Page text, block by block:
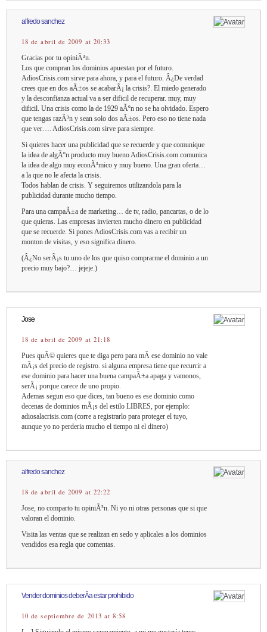
alfredo sanchez
18 de abril de 2009 at 20:33
Gracias por tu opiniÃ³n.
Los que compran los dominios apuestan por el futuro.
AdiosCrisis.com sirve para ahora, y para el futuro. Â¿De verdad
crees que en dos aÃ±os se acabarÃ¡ la crisis?. El miedo generado
y la desconfianza actual va a ser dificil de recuperar. muy, muy
dificil. Una crisis como la de 1929 aÃºn no se ha olvidado. Espero
que tengas razÃ³n y sean solo dos aÃ±os. Pero eso no tiene nada
que ver…. AdiosCrisis.com sirve para siempre.
Si quieres hacer una publicidad que se recuerde y que comunique
la idea de algÃºn producto muy bueno AdiosCrisis.com comunica
la idea de algo muy econÃ³mico y muy bueno. Una gran oferta…
a la que no le afecta la crisis.
Todos hablan de crisis. Y seguiremos utilizandola para la
publicidad durante mucho tiempo.
Para una campaÃ±a de marketing… de tv, radio, pancartas, o de lo
que quieras. Las empresas invierten mucho dinero en publicidad
que se recuerde. Si pones AdiosCrisis.com vas a recibir un
monton de visitas, y eso significa dinero.
(Â¿No serÃ¡s tu uno de los que quiso comprarme el dominio a un
precio muy bajo?… jejeje.)
Jose
18 de abril de 2009 at 21:18
Pues quÃ© quieres que te diga pero para mÃ­ ese dominio no vale
mÃ¡s del precio de registro. si alguna empresa tiene que recurrir a
ese dominio para hacer una buena campaÃ±a apaga y vamonos,
serÃ¡ porque carece de uno propio.
Ademas segun eso que dices, tan bueno es ese dominio como
decenas de dominios mÃ¡s del estilo LIBRES, por ejemplo:
adiosalacrisis.com (corre a registrarlo para proteger el tuyo,
aunque yo no perderia mucho el tiempo ni el dinero)
alfredo sanchez
18 de abril de 2009 at 22:22
Jose, no comparto tu opiniÃ³n. Ni yo ni otras personas que si que
valoran el dominio.
Visita las ventas que se realizan en sedo y aplicales a los dominios
vendidos esa regla que comentas.
Vender dominios deberÃ­a estar prohibido
10 de septiembre de 2013 at 8:58